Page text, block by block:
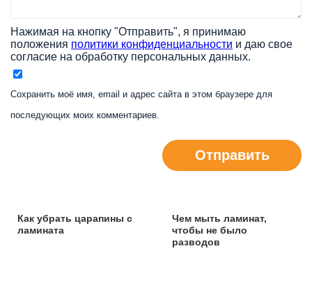
Нажимая на кнопку "Отправить", я принимаю
положения политики конфиденциальности и даю свое
согласие на обработку персональных данных.
Сохранить моё имя, email и адрес сайта в этом браузере для
последующих моих комментариев.
Отправить
Как убрать царапины с
ламината
Чем мыть ламинат,
чтобы не было
разводов